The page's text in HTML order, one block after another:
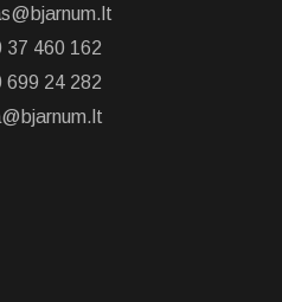
37 460 162
699 24 282